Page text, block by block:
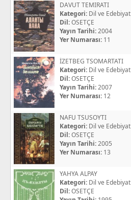
DAVUT TEMIRATI
Kategori: Dil ve Edebiyat
Dil:OSETÇE
Yayın Tarihi:2004
Yer Numarası: 11
İZETBEG TSOMARTATI
Kategori: Dil ve Edebiyat
Dil:OSETÇE
Yayın Tarihi:2007
Yer Numarası: 12
NAFU TSUSOYTI
Kategori: Dil ve Edebiyat
Dil:OSETÇE
Yayın Tarihi:2005
Yer Numarası: 13
YAHYA ALPAY
Kategori: Dil ve Edebiyat
Dil:OSETÇE